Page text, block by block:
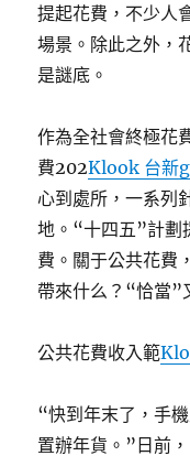
游
南
新
一
波
濱
海
游
熱
襲
來
提起花費，不少人
場景。除此之外，
是謎底。
作為全社會終極花
費202Klook 台新
心到處所，一系列
地。“十四五”計劃
費。關于公共花費
帶來什么？“恰當”
公共花費收入範
“快到年末了，手
置辦年貨。”日前